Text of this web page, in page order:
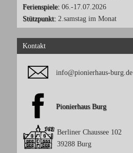
Ferienspiele:06.-17.07.2026
Stützpunkt:2.samstag im Monat
Kontakt
info@pionierhaus-burg.de
Pionierhaus Burg
Berliner Chaussee 102
39288 Burg